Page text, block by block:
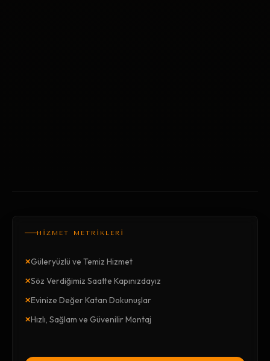
HİZMET METRİKLERİ
×Güleryüzlü ve Temiz Hizmet
×Söz Verdiğimiz Saatte Kapınızdayız
×Evinize Değer Katan Dokunuşlar
×Hızlı, Sağlam ve Güvenilir Montaj